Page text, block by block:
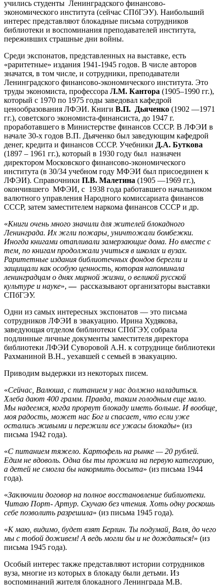
учились студенты Ленинградского финансово-
экономического института (сейчас СПбГЭУ). Наибольший
интерес представляют блокадные письма сотрудников
библиотеки и воспоминания преподавателей института,
переживших страшные дни войны.
Среди экспонатов, представленных на выставке, есть
«раритетные» издания 1941-1945 годов. В числе авторов
значатся, в том числе, и сотрудники, преподаватели
Ленинградского финансово-экономического института. Это
труды экономиста, профессора Л.М. Кантора (1905–1990 гг.),
который с 1970 по 1975 годы заведовал кафедрой
ценообразования ЛФЭИ. Книги В.П. Дьяченко (1902 —1971
гг.), советского экономиста-финансиста, до 1947 г.
проработавшего в Министерстве финансов СССР. В ЛФЭИ в
начале 30-х годов В.П. Дьяченко был заведующим кафедрой
денег, кредита и финансов СССР. Учебники Д.А. Буткова
(1897 – 1961 гг.), который в 1930 году был назначен
директором Московского финансово-экономического
института (в 30/34 учебном году МФЭИ был присоединен к
ЛФЭИ). Справочники П.В. Малетина (1905 —1969 гг.),
окончившего МФЭИ, с 1938 года работавшего начальником
валютного управления Народного комиссариата финансов
СССР, затем заместителем наркома финансов СССР и др.
«Книги очень много значили для жителей блокадного
Ленинграда. Их жгли пожары, уничтожали бомбежки.
Иногда книгами отапливали замерзающие дома. Но вместе с
тем, по книгам продолжали учиться в школах и вузах.
Раритетные издания библиотечных фондов берегли и
защищали как особую ценность, которая напоминала
ленинградцам о днях мирной жизни, о великой русской
культуре и науке»,—рассказывают организаторы выставки
СПбГЭУ.
Одни из самых интересных экспонатов — это письма
сотрудников ЛФЭИ в эвакуацию. Ирина Худякова,
заведующая отделом библиотеки СПбГЭУ, собрала
подлинные личные документы заместителя директора
библиотеки ЛФЭИ Суворовой А.Н. к сотруднице библиотеки
Рахманиной В.Н., уехавшей с семьей в эвакуацию.
Приводим выдержки из некоторых писем.
«Сейчас, Валюша, с питанием у нас должно наладиться.
Хлеба дают 400 грамм. Правда, таким голодным еще мало.
Мы надеемся, когда прорвут блокаду иметь больше. И вообще,
моя радость, может нас Бог и спасает, что если уже
остались живыми и пережили все ужасы блокады» (из
письма 1942 года).
«С питанием тяжело. Картофель на рынке — 20 рублей.
Едим не вдоволь. Одна бы ты прожила на первую категорию,
а детей не смогла бы накормить досыта» (из письма 1944
года).
«Заключили договор на полное восстановление библиотеки.
Читаю Порт- Артур. Скучаю без чтения. Хоть одну роскошь
себе позволить разрешила» (из письма 1945 года).
«К маю, видимо, будет взят Берлин. Ты подумай, Валя, до чего
мы с тобой доживем! А ведь могли бы и не дождаться!» (из
письма 1945 года).
Особый интерес также представляют истории сотрудников
вуза, многие из которых в блокаду были детьми. Из
воспоминаний жителя блокадного Ленинграда М.В.